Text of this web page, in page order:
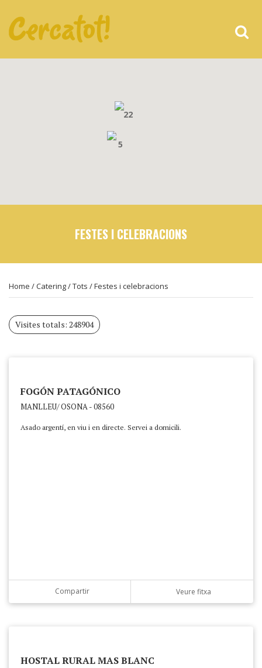
22
5
FESTES I CELEBRACIONS
Home /Catering/Tots /Festes i celebracions
Visites totals: 248904
FOGÓN PATAGÓNICO
MANLLEU/ OSONA - 08560
Asado argentí, en viu i en directe. Servei a domicili.
Compartir Veure fitxa
HOSTAL RURAL MAS BLANC